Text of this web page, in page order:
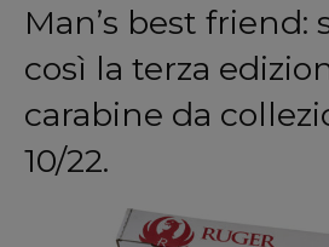
Man’s best friend:
così la terza
carabine da
10/22.